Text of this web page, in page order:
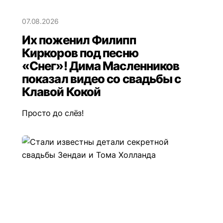
07.08.2026
Их поженил Филипп
Киркоров под песню
«Снег»! Дима Масленников
показал видео со свадьбы с
Клавой Кокой
Просто до слёз!